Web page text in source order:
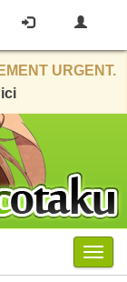
URGENT.
Menu